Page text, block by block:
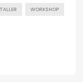
TALLER WORKSHOP